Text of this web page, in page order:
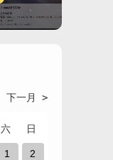
下一月 >
六 日
1 2